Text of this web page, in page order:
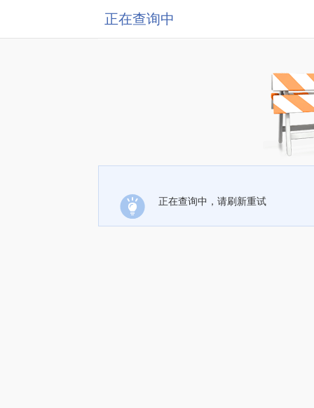
正在查询中
正在查询中，请刷新重试